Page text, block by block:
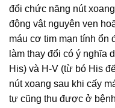
đổi chức năng nút
động vật nguyên vẹn
máu cơ tim mạn tính ổn
làm thay đổi có ý nghĩa
His) và H-V (từ bó His
nút xoang sau khi cấy
tự cũng thu được ở